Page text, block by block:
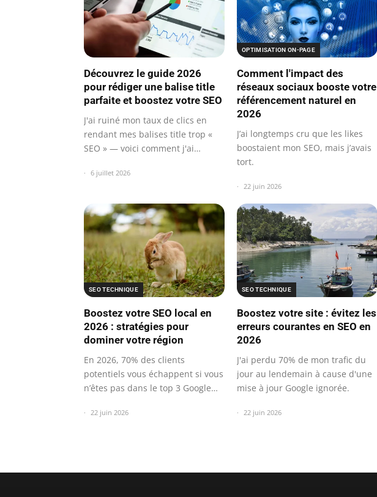
Découvrez le guide 2026
pour rédiger une balise title
parfaite et boostez votre SEO
J'ai ruiné mon taux de clics en
rendant mes balises title trop «
SEO » — voici comment j'ai
6 juillet 2026
OPTIMISATION ON-PAGE
Comment l'impact des
réseaux sociaux booste votre
référencement naturel en
2026
J’ai longtemps cru que les likes
boostaient mon SEO, mais j’avais
tort.
22 juin 2026
SEO TECHNIQUE
Boostez votre SEO local en
2026 : stratégies pour
dominer votre région
En 2026, 70% des clients
potentiels vous échappent si vous
n’êtes pas dans le top 3 Google
22 juin 2026
SEO TECHNIQUE
Boostez votre site : évitez les
erreurs courantes en SEO en
2026
J'ai perdu 70% de mon trafic du
jour au lendemain à cause d'une
mise à jour Google ignorée.
22 juin 2026